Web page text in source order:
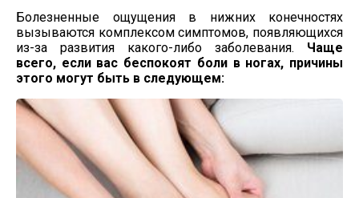
Болезненные ощущения в нижних конечностях
вызываются комплексом симптомов, появляющихся
из-за развития какого-либо заболевания. Чаще
всего, если вас беспокоят боли в ногах, причины
этого могут быть в следующем: